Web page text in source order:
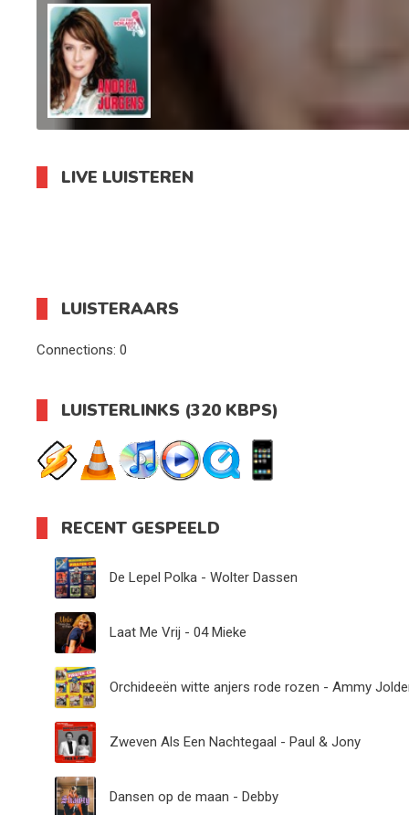
LIVE LUISTEREN
LUISTERAARS
Connections: 0
LUISTERLINKS (320 KBPS)
RECENT GESPEELD
De Lepel Polka - Wolter Dassen
Laat Me Vrij - 04 Mieke
Orchideeën witte anjers rode rozen - Ammy
Zweven Als Een Nachtegaal - Paul & Jony
Dansen op de maan - Debby